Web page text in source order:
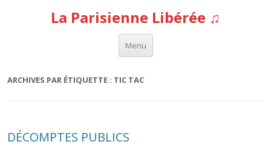
La Parisienne Libérée ♫
Menu
Aller au contenu
ARCHIVES PAR ÉTIQUETTE : TIC TAC
DÉCOMPTES PUBLICS